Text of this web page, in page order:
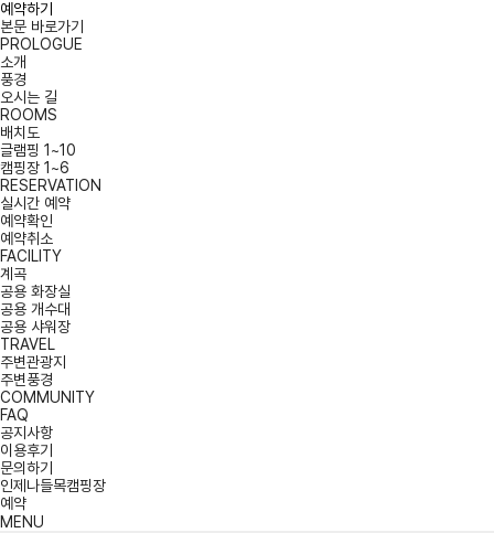
예약하기
본문 바로가기
PROLOGUE
소개
풍경
오시는 길
ROOMS
배치도
글램핑 1~10
캠핑장 1~6
RESERVATION
실시간 예약
예약확인
예약취소
FACILITY
계곡
공용 화장실
공용 개수대
공용 샤워장
TRAVEL
주변관광지
주변풍경
COMMUNITY
FAQ
공지사항
이용후기
문의하기
인제나들목캠핑장
예약
MENU